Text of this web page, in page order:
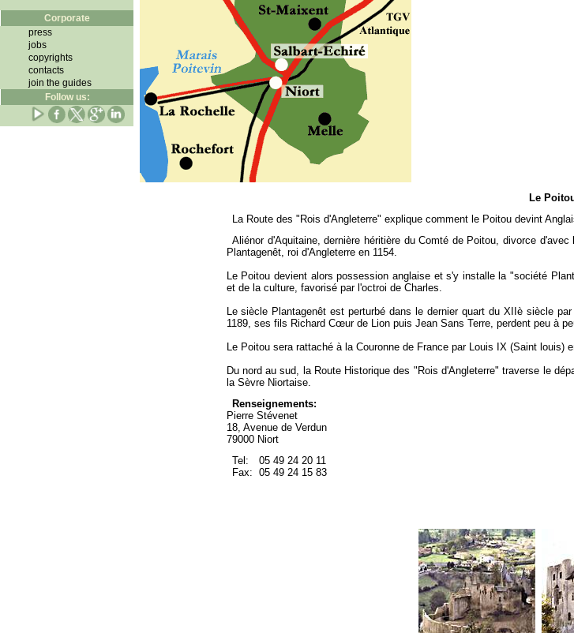
Corporate
press
jobs
copyrights
contacts
join the guides
Follow us:
Le
La Route des "Rois d'Angleterre" explique comment le Poitou devint
Aliénor d'Aquitaine, dernière héritière du Comté de Poitou, divorce
Plantagenêt, roi d'Angleterre en 1154.
Le Poitou devient alors possession anglaise et s'y installe la "société
et de la culture, favorisé par l'octroi de Charles.
Le siècle Plantagenêt est perturbé dans le dernier quart du XIIè siècle
1189, ses fils Richard Cœur de Lion puis Jean Sans Terre, perdent peu à
Le Poitou sera rattaché à la Couronne de France par Louis IX (Saint
Du nord au sud, la Route Historique des "Rois d'Angleterre" traverse le
la Sèvre Niortaise.
Renseignements:
Pierre Stévenet
18, Avenue de Verdun
79000 Niort
Tel:
05 49 24 20 11
Fax:
05 49 24 15 83